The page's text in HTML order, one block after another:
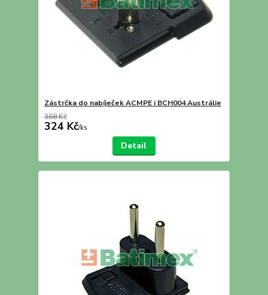
Zástrčka do nabíječek ACMPE i BCH004 Austrálie
368 Kč
324 Kč/ks
Detail